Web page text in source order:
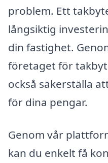
problem. Ett
långsiktig
din fastighet.
företaget för
också säkerställa
för dina pengar.
Genom vår
kan du enkelt få